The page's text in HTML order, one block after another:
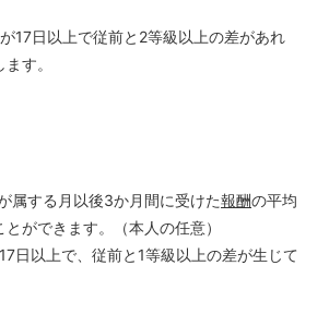
が17日以上で従前と2等級以上の差があれ
す。
属する月以後3か月間に受けた報酬の平均
ができます。（本人の任意）
日以上で、従前と1等級以上の差が生じて
企業法務